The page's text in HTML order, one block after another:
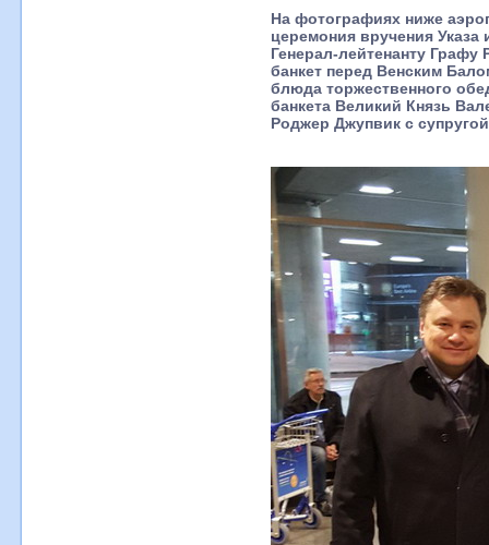
На фотографиях ниже
церемония вручения Указа
Генерал-лейтенанту
банкет перед Венским
блюда торжественного
банкета Великий Князь
Роджер Джупвик с